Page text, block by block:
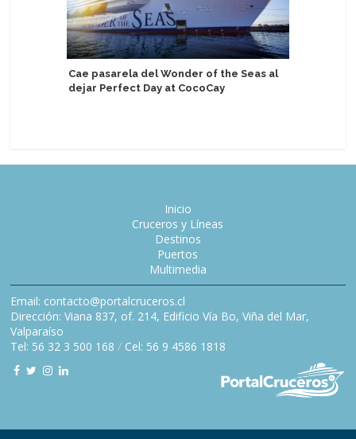
Cae pasarela del Wonder of the Seas al
dejar Perfect Day at CocoCay
Inicio
Cruceros y Líneas
Destinos
Puertos
Multimedia
Email: contacto@portalcruceros.cl
Dirección: Viana 837, of. 214, Edificio Vía Bo, Viña del Mar,
Valparaíso
Tel: 56 32 3 500 168 / Cel: 56 9 4586 1818